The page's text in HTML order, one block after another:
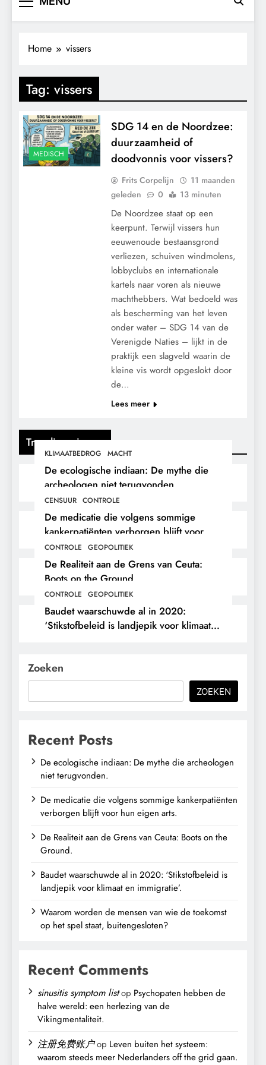
Trending nieuws
KLIMAATBEDROG MACHT
De ecologische indiaan: De mythe die
archeologen niet terugvonden.
CENSUUR CONTROLE
De medicatie die volgens sommige
kankerpatiënten verborgen blijft voor
hun eigen arts.
CONTROLE GEOPOLITIEK
De Realiteit aan de Grens van Ceuta:
Boots on the Ground.
CONTROLE GEOPOLITIEK
Baudet waarschuwde al in 2020:
‘Stikstofbeleid is landjepik voor klimaat
Home vissers
Tag: vissers
MEDISCH
SDG 14 en de Noordzee:
duurzaamheid of
doodvonnis voor vissers?
Frits Corpelijn
11 maanden
geleden
0 13 minuten
De Noordzee staat op een
keerpunt. Terwijl vissers hun
eeuwenoude bestaansgrond
verliezen, schuiven windmolens,
lobbyclubs en internationale
kartels naar voren als nieuwe
machthebbers. Wat bedoeld was
als bescherming van het leven
onder water – SDG 14 van de
Verenigde Naties – lijkt in de
praktijk een slagveld waarin de
kleine vis wordt opgeslokt door
de…
Lees meer
Zoeken
ZOEKEN
Recent Posts
De ecologische indiaan: De mythe die archeologen
niet terugvonden.
De medicatie die volgens sommige kankerpatiënten
verborgen blijft voor hun eigen arts.
De Realiteit aan de Grens van Ceuta: Boots on the
Ground.
Baudet waarschuwde al in 2020: ‘Stikstofbeleid is
landjepik voor klimaat en immigratie’.
Waarom worden de mensen van wie de toekomst
op het spel staat, buitengesloten?
Recent Comments
sinusitis symptom listop Psychopaten hebben de
halve wereld: een herlezing van de
Vikingmentaliteit.
注册免费账户op Leven buiten het systeem:
waarom steeds meer Nederlanders off the grid gaan.